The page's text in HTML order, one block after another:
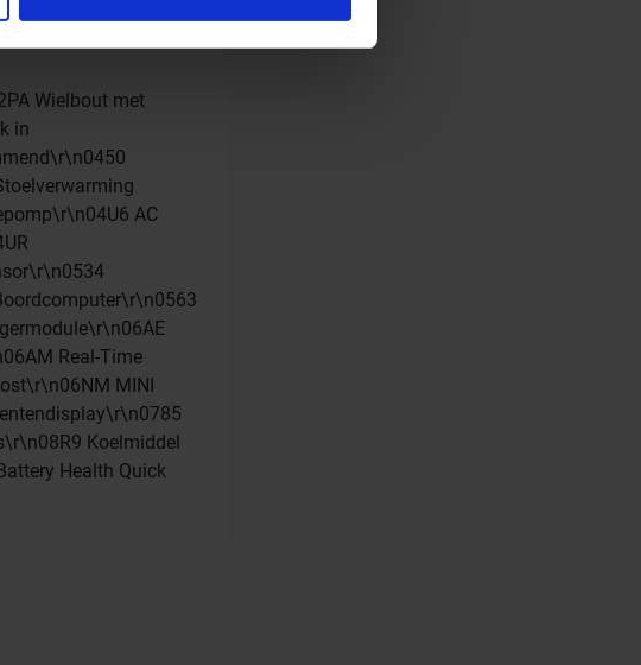
hun services.
Wielbout met
in
AC
Real-Time
MINI
Koelmiddel
Health Quick